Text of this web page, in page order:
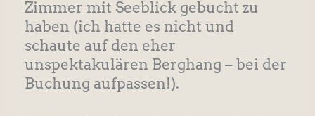
Zimmer mit Seeblick gebucht zu
haben (ich hatte es nicht und
schaute auf den eher
unspektakulären Berghang – bei der
Buchung aufpassen!).